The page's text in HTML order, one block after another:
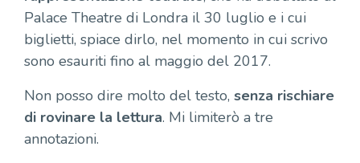
Palace Theatre di Londra il 30 luglio e i cui
biglietti, spiace dirlo, nel momento in cui scrivo
sono esauriti fino al maggio del 2017.
Non posso dire molto del testo, senza rischiare
di rovinare la lettura. Mi limiterò a tre
annotazioni.